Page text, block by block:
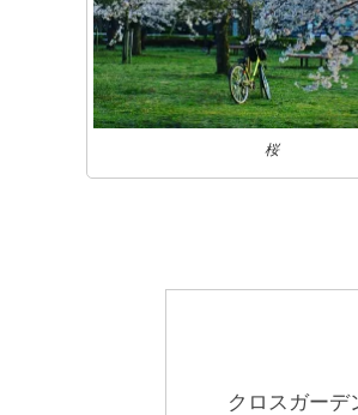
桜
クロスガー